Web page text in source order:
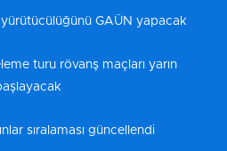
GAÜN yapacak
turu rövanş maçları yarın
sıralaması güncellendi